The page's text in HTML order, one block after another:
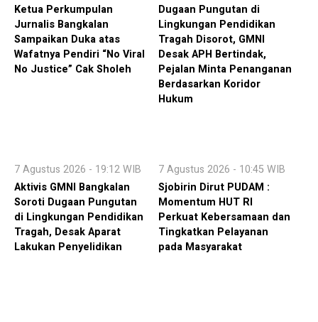
Ketua Perkumpulan
Jurnalis Bangkalan
Sampaikan Duka atas
Wafatnya Pendiri “No Viral
No Justice” Cak Sholeh
Dugaan Pungutan di
Lingkungan Pendidikan
Tragah Disorot, GMNI
Desak APH Bertindak,
Pejalan Minta Penanganan
Berdasarkan Koridor
Hukum
7 Agustus 2026 - 19:12 WIB
Aktivis GMNI Bangkalan
Soroti Dugaan Pungutan
di Lingkungan Pendidikan
Tragah, Desak Aparat
Lakukan Penyelidikan
7 Agustus 2026 - 10:45 WIB
Sjobirin Dirut PUDAM :
Momentum HUT RI
Perkuat Kebersamaan dan
Tingkatkan Pelayanan
pada Masyarakat